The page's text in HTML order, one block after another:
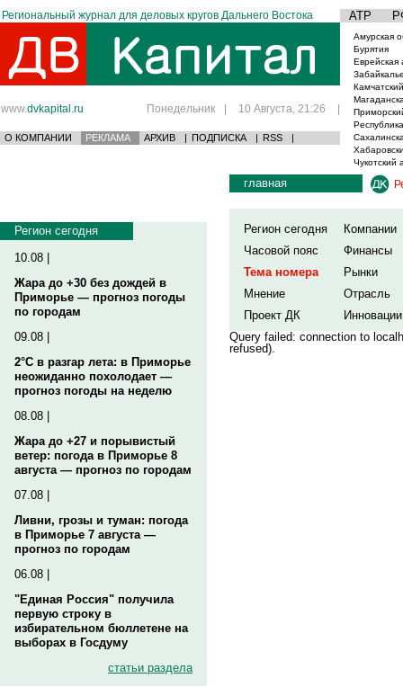
Региональный журнал для деловых кругов Дальнего Востока АТР
www.dvkapital.ru Понедельник | 10 Августа, 21:26 |
О КОМПАНИИ РЕКЛАМА АРХИВ | ПОДПИСКА | RSS |
Амурская
Бурятия
Еврейская
Чукотский
Регион сегодня
10.08 |
Жара до +30 без дождей в
Приморье — прогноз погоды
по городам
09.08 |
2°C в разгар лета: в Приморье
неожиданно похолодает —
прогноз погоды на неделю
08.08 |
Жара до +27 и порывистый
ветер: погода в Приморье 8
августа — прогноз по городам
07.08 |
Ливни, грозы и туман: погода
в Приморье 7 августа —
прогноз по городам
06.08 |
"Единая Россия" получила
первую строку в
избирательном бюллетене на
выборах в Госдуму
статьи раздела
главная
Регион сегодня
Компании
Часовой пояс
Финансы
Тема номера
Рынки
Мнение
Отрасль
Проект ДК
Инновации
Query failed: connection to
refused).